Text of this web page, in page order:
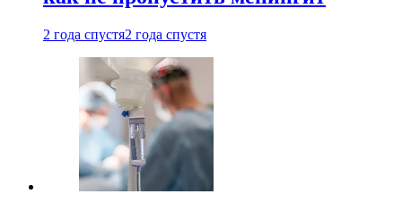
2 года спустя2 года спустя